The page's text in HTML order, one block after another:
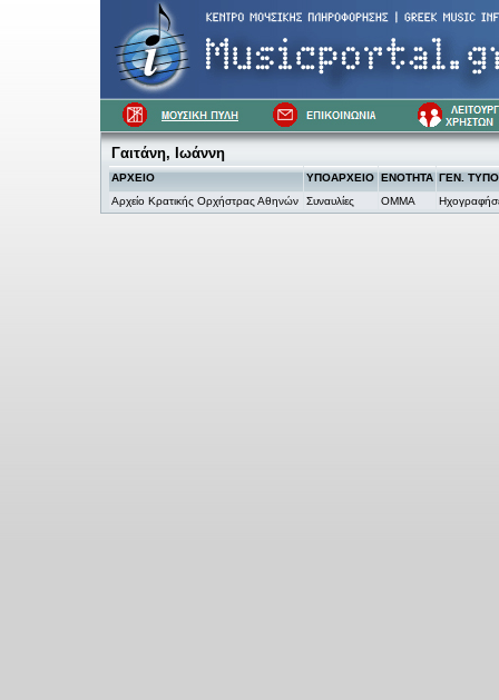
Γαιτάνη, Ιωάννη
ΑΡΧΕΙΟ ΥΠΟΑΡΧΕΙΟ ΕΝΟΤΗΤΑ ΓΕΝ.
Αρχείο Κρατικής Ορχήστρας Αθηνών
Συναυλίες OMMA